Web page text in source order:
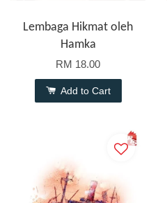
Lembaga Hikmat oleh
Hamka
RM 18.00
Add to Cart